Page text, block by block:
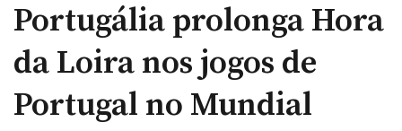
Portugália prolonga Hora
da Loira nos jogos de
Portugal no Mundial